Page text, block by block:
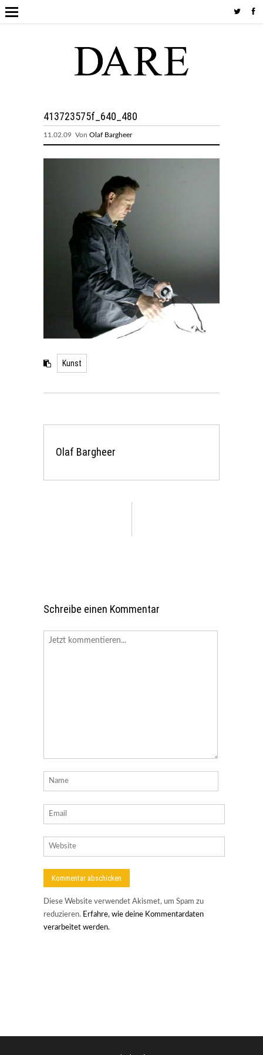
413723575f_640_480
11.02.09 Von Olaf Bargheer
Kunst
Olaf Bargheer
Schreibe einen Kommentar
Diese Website verwendet Akismet, um Spam zu
reduzieren. Erfahre, wie deine Kommentardaten
verarbeitet werden.